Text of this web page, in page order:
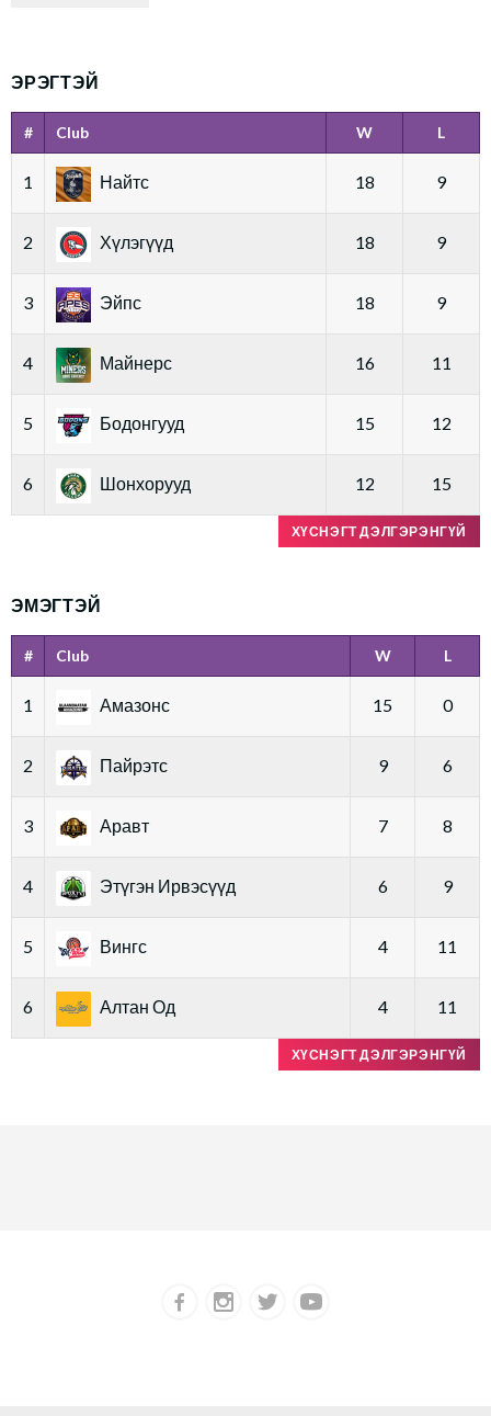
ЭРЭГТЭЙ
# Club W L
1 Найтс 18 9
2 Хүлэгүүд 18 9
3 Эйпс 18 9
4 Майнерс 16 11
5 Бодонгууд 15 12
6 Шонхорууд 12 15
ХҮСНЭГТ ДЭЛГЭРЭНГҮЙ
ЭМЭГТЭЙ
# Club W L
1 Амазонс 15 0
2 Пайрэтс 9 6
3 Аравт 7 8
4 Этүгэн Ирвэсүүд 6 9
5 Вингс 4 11
6 Алтан Од 4 11
ХҮСНЭГТ ДЭЛГЭРЭНГҮЙ